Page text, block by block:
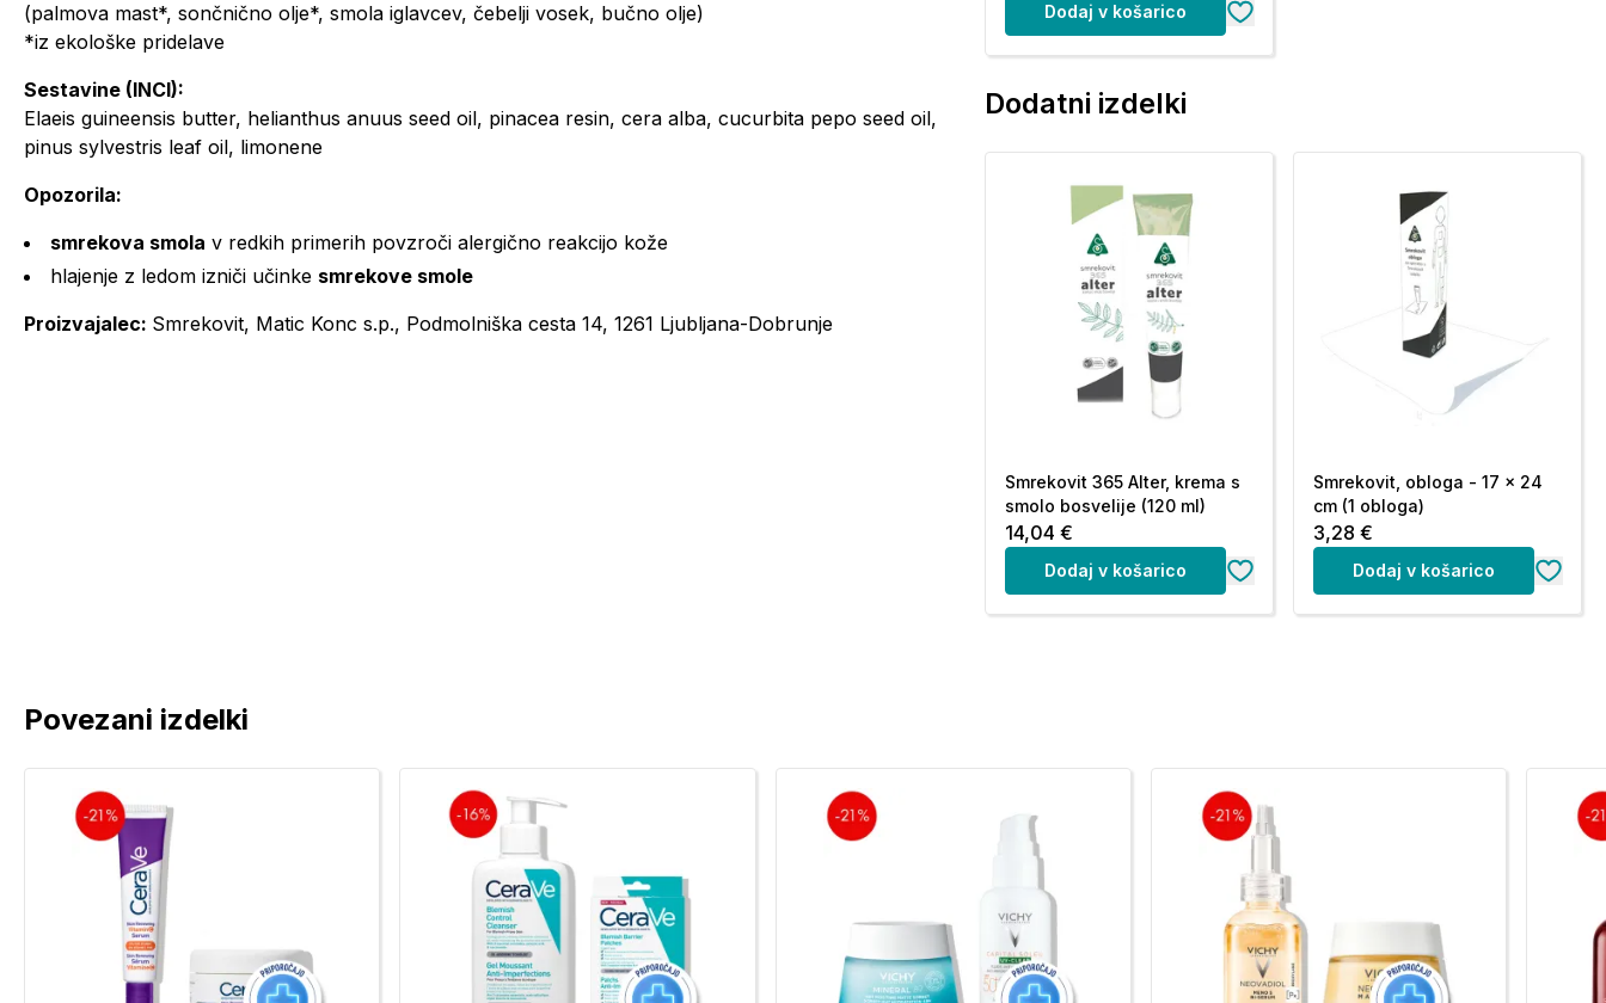
(palmova mast*, sončnično olje*, smola iglavcev, čebelji vosek, bučno olje)
*iz ekološke pridelave
Sestavine (INCI):
Elaeis guineensis butter, helianthus anuus seed oil, pinacea resin, cera alba, cucurbita pepo seed oil,
pinus sylvestris leaf oil, limonene
Opozorila:
smrekova smola v redkih primerih povzroči alergično reakcijo kože
hlajenje z ledom izniči učinke smrekove smole
Proizvajalec: Smrekovit, Matic Konc s.p., Podmolniška cesta 14, 1261 Ljubljana-Dobrunje
Dodaj v košarico
Dodatni izdelki
Smrekovit 365 Alter, krema s
smolo bosvelije (120 ml)
14,04 €
Dodaj v košarico
Smrekovit, obloga - 17 x 24
cm (1 obloga)
3,28 €
Dodaj v košarico
Povezani izdelki